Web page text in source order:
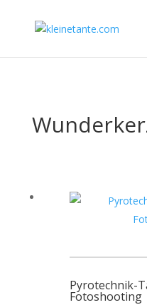
Pyrotechnik-
Fotoshooting